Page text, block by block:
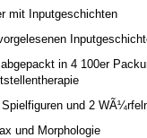
mit Inputgeschichten
in 4 100er
und 2
und Morphologie